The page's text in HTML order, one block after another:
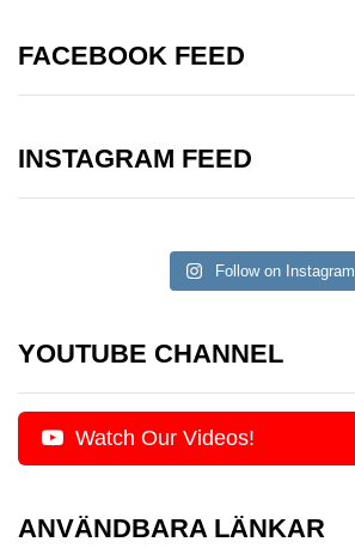
FACEBOOK FEED
INSTAGRAM FEED
Follow on Instagram
YOUTUBE CHANNEL
Watch Our Videos!
ANVÄNDBARA LÄNKAR